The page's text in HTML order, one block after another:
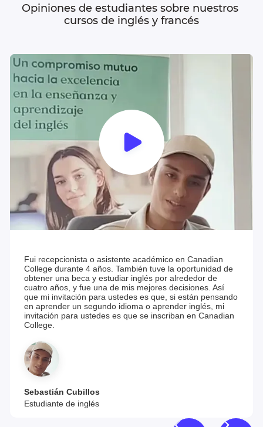
Opiniones de estudiantes sobre nuestros
cursos de inglés y francés
Fui recepcionista o asistente académico en Canadian
College durante 4 años. También tuve la oportunidad de
obtener una beca y estudiar inglés por alrededor de
cuatro años, y fue una de mis mejores decisiones. Así
que mi invitación para ustedes es que, si están pensando
en aprender un segundo idioma o aprender inglés, mi
invitación para ustedes es que se inscriban en Canadian
College.
Sebastián Cubillos
Estudiante de inglés